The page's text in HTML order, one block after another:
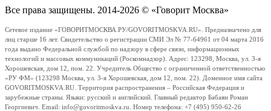
Все права защищены. 2014-2026 © «Говорит Москва»
Сетевое издание «ГОВОРИТМОСКВА.РУ/GOVORITMOSKVA.RU». Предназначено для
лиц старше 16 лет. Свидетельство о регистрации СМИ Эл № 77-64961 от 04 марта 2016
года выдано Федеральной службой по надзору в сфере связи, информационных
технологий и массовых коммуникаций (Роскомнадзор). Адрес: 123298, Москва, ул. 3-я
Хорошевская, дом 12, пом. 22. Учредитель Общество с ограниченной ответственностью
«РУ ФМ» (123298 Москва, ул. 3-я Хорошевская, дом 12, пом. 22). Доменное имя сайта
GOVORITMOSKVA.RU. Территория распространения – Российская Федерация и
зарубежные страны. Языки: русский и английский. Главный редактор Бабаян Роман
Георгиевич. Email: info@govoritmoskva.ru. Номер телефона: +7 (495) 950-62-26